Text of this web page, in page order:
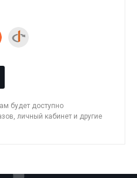
будет доступно
личный кабинет и другие